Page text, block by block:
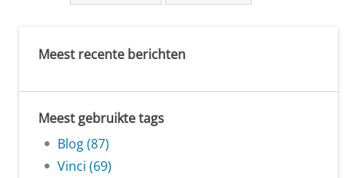
Meest recente berichten
Meest gebruikte tags
Blog (87)
Vinci (69)